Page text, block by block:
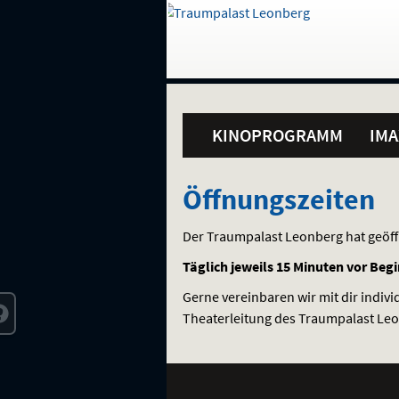
direkt
Inhalt
Menü
und
Gehe
Standortauswahl
KINOPROGRAMM
Öffnungszeiten
Öffnungszeiten
Der Traumpalast Leonberg hat
Täglich jeweils 15 Minuten vor
Gerne vereinbaren wir mit dir
Theaterleitung des Traumpalast